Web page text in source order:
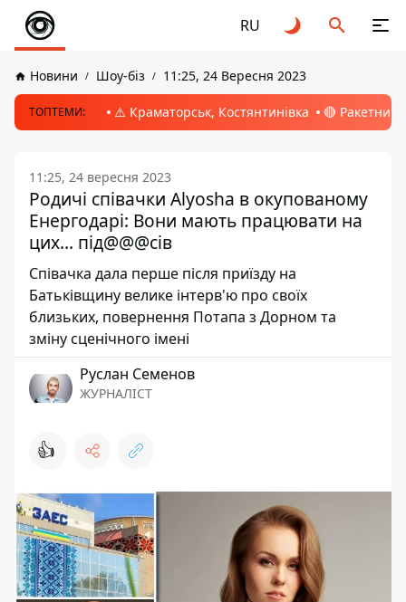
RU
Новини Шоу-біз 11:25, 24 Вересня 2023
ТОПТЕМИ: ⚠️ Краматорськ, Костянтинівка 🔴 Ракетний
11:25, 24 вересня 2023
Родичі співачки Alyosha в окупованому
Енергодарі: Вони мають працювати на
цих… під@@@сів
Співачка дала перше після приїзду на
Батьківщину велике інтерв'ю про своїх
близьких, повернення Потапа з Дорном та
зміну сценічного імені
Руслан Семенов
ЖУРНАЛІСТ
👍